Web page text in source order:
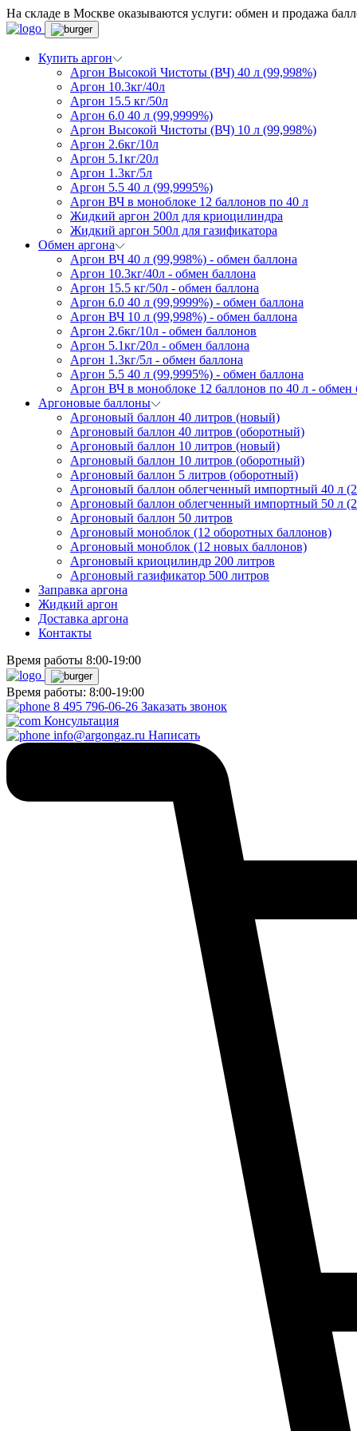
На складе в Москве оказываются услуги: обмен и продажа
Купить аргон
Аргон Высокой Чистоты (ВЧ) 40 л (99,998%)
Аргон 10.3кг/40л
Аргон 15.5 кг/50л
Аргон 6.0 40 л (99,9999%)
Аргон Высокой Чистоты (ВЧ) 10 л (99,998%)
Аргон 2.6кг/10л
Аргон 5.1кг/20л
Аргон 1.3кг/5л
Аргон 5.5 40 л (99,9995%)
Аргон ВЧ в моноблоке 12 баллонов по 40 л
Жидкий аргон 200л для криоцилиндра
Жидкий аргон 500л для газификатора
Обмен аргона
Аргон ВЧ 40 л (99,998%) - обмен баллона
Аргон 10.3кг/40л - обмен баллона
Аргон 15.5 кг/50л - обмен баллона
Аргон 6.0 40 л (99,9999%) - обмен баллона
Аргон ВЧ 10 л (99,998%) - обмен баллона
Аргон 2.6кг/10л - обмен баллонов
Аргон 5.1кг/20л - обмен баллона
Аргон 1.3кг/5л - обмен баллона
Аргон 5.5 40 л (99,9995%) - обмен баллона
Аргон ВЧ в моноблоке 12 баллонов по 40 л - обмен
Аргоновые баллоны
Аргоновый баллон 40 литров (новый)
Аргоновый баллон 40 литров (оборотный)
Аргоновый баллон 10 литров (новый)
Аргоновый баллон 10 литров (оборотный)
Аргоновый баллон 5 литров (оборотный)
Аргоновый баллон облегченный импортный 40 л
Аргоновый баллон облегченный импортный 50 л
Аргоновый баллон 50 литров
Аргоновый моноблок (12 оборотных баллонов)
Аргоновый моноблок (12 новых баллонов)
Аргоновый криоцилиндр 200 литров
Аргоновый газификатор 500 литров
Заправка аргона
Жидкий аргон
Доставка аргона
Контакты
Время работы 8:00-19:00
Время работы: 8:00-19:00
8 495 796-06-26 Заказать звонок
Консультация
info@argongaz.ru Написать